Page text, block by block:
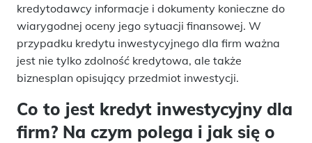
kredytodawcy informacje i dokumenty konieczne do
wiarygodnej oceny jego sytuacji finansowej. W
przypadku kredytu inwestycyjnego dla firm ważna
jest nie tylko zdolność kredytowa, ale także
biznesplan opisujący przedmiot inwestycji.
Co to jest kredyt inwestycyjny dla
firm? Na czym polega i jak się o